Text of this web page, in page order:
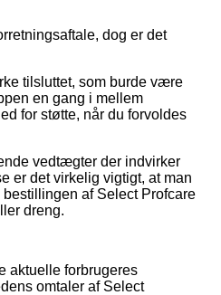
dog er det
tilsluttet, som burde være
en gang i mellem
for støtte, når du forvoldes
vedtægter der indvirker
er det virkelig vigtigt, at man
af Select Profcare
dreng.
aktuelle forbrugeres
omtaler af Select